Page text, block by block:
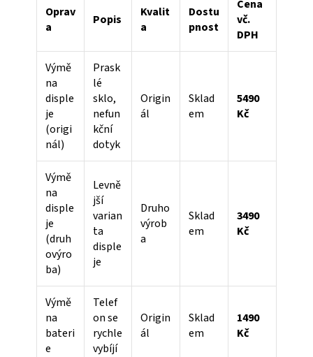
Oprav
a
Popis
Kvalit
a
Dostu
pnost
Cena
vč.
DPH
Výmě
na
disple
je
(origi
nál)
Prask
lé
sklo,
nefun
kční
dotyk
Origin
ál
Sklad
em
5490
Kč
Výmě
na
disple
je
(druh
ovýro
ba)
Levně
jší
varian
ta
disple
je
Druho
výrob
a
Sklad
em
3490
Kč
Výmě
na
bateri
e
Telef
on se
rychle
vybíjí
Origin
ál
Sklad
em
1490
Kč